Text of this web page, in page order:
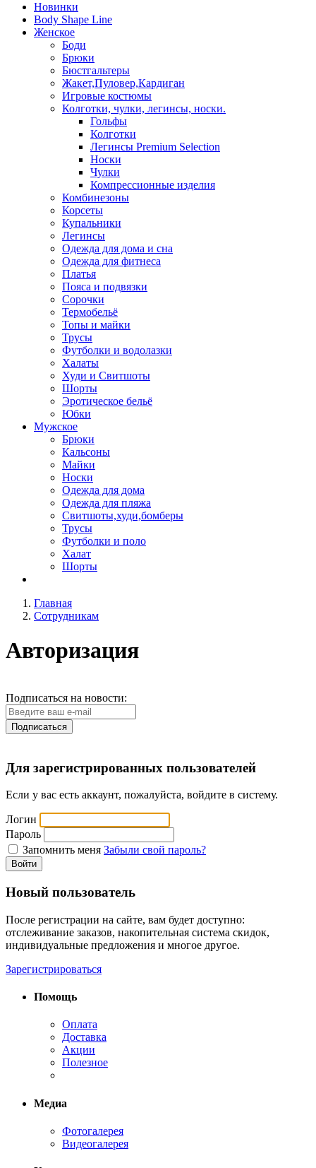
Новинки
Body Shape Line
Женское
Боди
Брюки
Бюстгальтеры
Жакет,Пуловер,Кардиган
Игровые костюмы
Колготки, чулки, легинсы, носки.
Гольфы
Колготки
Легинсы Premium Selection
Носки
Чулки
Компрессионные изделия
Комбинезоны
Корсеты
Купальники
Легинсы
Одежда для дома и сна
Одежда для фитнеса
Платья
Пояса и подвязки
Сорочки
Термобельё
Топы и майки
Трусы
Футболки и водолазки
Халаты
Худи и Свитшоты
Шорты
Эротическое бельё
Юбки
Мужское
Брюки
Кальсоны
Майки
Носки
Одежда для дома
Одежда для пляжа
Свитшоты,худи,бомберы
Трусы
Футболки и поло
Халат
Шорты
Главная
Сотрудникам
Авторизация
Подписаться на новости:
Подписаться
Для зарегистрированных пользователей
Если у вас есть аккаунт, пожалуйста, войдите в систему.
Логин
Пароль
Запомнить меня Забыли свой пароль?
Войти
Новый пользователь
После регистрации на сайте, вам будет доступно:
отслеживание заказов, накопительная система скидок,
индивидуальные предложения и многое другое.
Зарегистрироваться
Помощь
Оплата
Доставка
Акции
Полезное
Медиа
Фотогалерея
Видеогалерея